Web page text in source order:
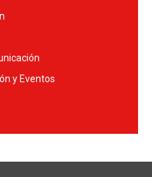
y Eventos